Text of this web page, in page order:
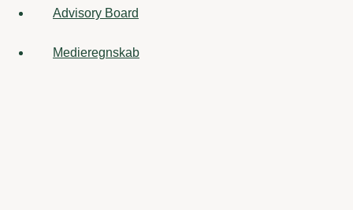
Advisory Board
Medieregnskab